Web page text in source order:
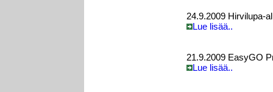
24.9.2009 Hirvilupa-
Lue lisää..
21.9.2009 EasyGO
Lue lisää..